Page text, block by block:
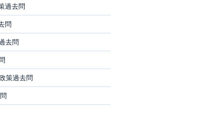
過去問
問
去問
策過去問